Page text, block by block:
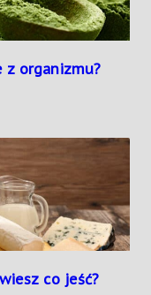
z organizmu?
co jeść?